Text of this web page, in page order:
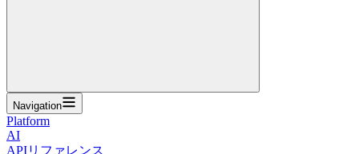
Navigation
Platform
AI
APIリファレンス